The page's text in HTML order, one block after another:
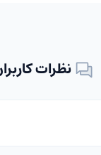
نظرات